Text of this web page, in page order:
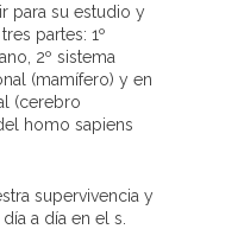
para su estudio y
partes: 1º
2º sistema
(mamífero) y en
(cerebro
homo sapiens
supervivencia y
a día en el s.